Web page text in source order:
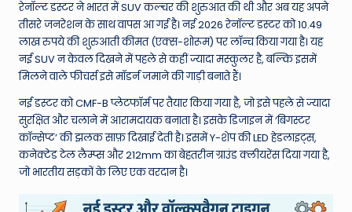
d
T
h
e
W
o
rl
d
रेनॉल्ट डस्टर ने भारत में SUV कल्चर की शुरुआत की थी और अब यह अपने
तीसरे जनरेशन के साथ वापस आ गई है। नई 2026 रेनॉल्ट डस्टर को 10.49
लाख रुपये की शुरुआती कीमत (एक्स-शोरूम) पर लॉन्च किया गया है। यह
नई SUV न केवल दिखने में पहले से कहीं ज्यादा मस्कुलर है, बल्कि इसमें
मिलने वाले फीचर्स इसे मॉडर्न जमाने की गाड़ी बनाते हैं।
नई डस्टर को CMF-B प्लेटफॉर्म पर तैयार किया गया है, जो इसे पहले से ज्यादा
सुरक्षित और चलाने में आरामदायक बनाता है। इसके डिजाइन में ‘बिगस्टर
कॉन्सेप्ट’ की झलक साफ़ दिखाई देती है। इसमें Y-शेप की LED हेडलाइट्स,
कनेक्टेड टेल लैम्प्स और 212mm का बेहतरीन ग्राउंड क्लीयरेंस दिया गया है,
जो भारतीय सड़कों के लिए एक वरदान है।